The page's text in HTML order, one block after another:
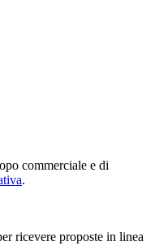
commerciale e di
.
ricevere proposte in linea